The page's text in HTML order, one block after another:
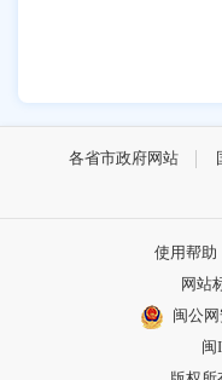
各省市政府网站
使用帮助
网站
闽公
闽